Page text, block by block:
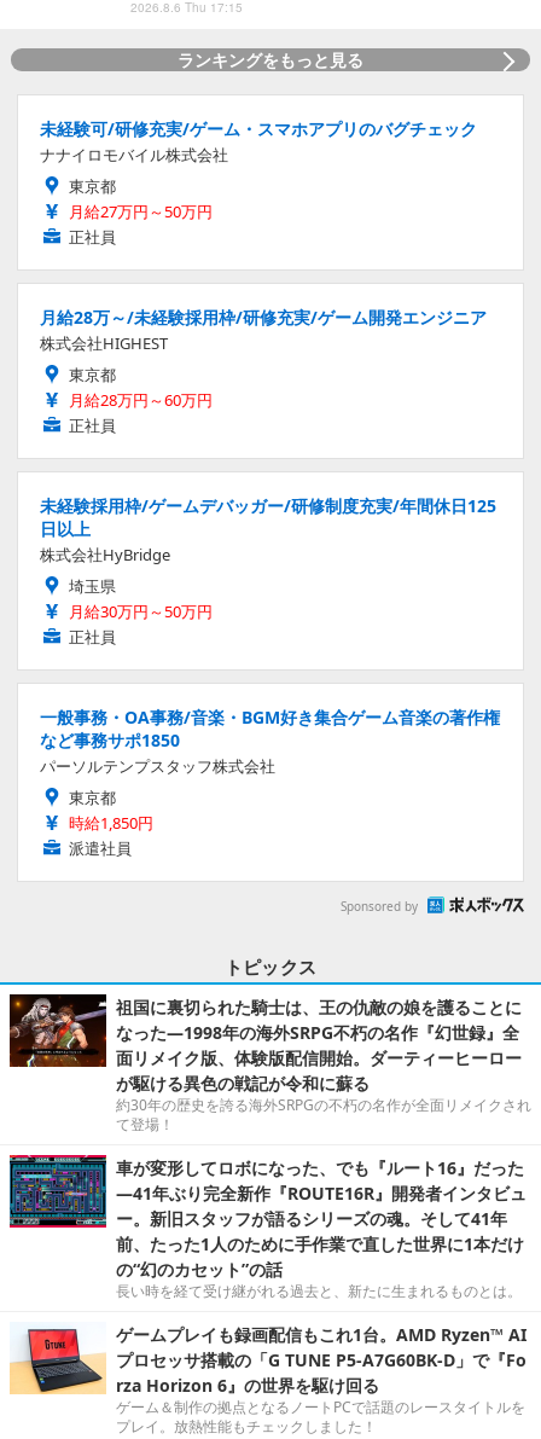
2026.8.6 Thu 17:15
ランキングをもっと見る
未経験可/研修充実/ゲーム・スマホアプリのバグチェック
ナナイロモバイル株式会社
東京都
月給27万円～50万円
正社員
月給28万～/未経験採用枠/研修充実/ゲーム開発エンジニア
株式会社HIGHEST
東京都
月給28万円～60万円
正社員
未経験採用枠/ゲームデバッガー/研修制度充実/年間休日125
日以上
株式会社HyBridge
埼玉県
月給30万円～50万円
正社員
一般事務・OA事務/音楽・BGM好き集合ゲーム音楽の著作権
など事務サポ1850
パーソルテンプスタッフ株式会社
東京都
時給1,850円
派遣社員
Sponsored by
トピックス
祖国に裏切られた騎士は、王の仇敵の娘を護ることに
なった―1998年の海外SRPG不朽の名作『幻世録』全
面リメイク版、体験版配信開始。ダーティーヒーロー
が駆ける異色の戦記が令和に蘇る
約30年の歴史を誇る海外SRPGの不朽の名作が全面リメイクされ
て登場！
車が変形してロボになった、でも『ルート16』だった
―41年ぶり完全新作『ROUTE16R』開発者インタビュ
ー。新旧スタッフが語るシリーズの魂。そして41年
前、たった1人のために手作業で直した世界に1本だけ
の“幻のカセット”の話
長い時を経て受け継がれる過去と、新たに生まれるものとは。
ゲームプレイも録画配信もこれ1台。AMD Ryzen™ AI
プロセッサ搭載の「G TUNE P5-A7G60BK-D」で『Fo
rza Horizon 6』の世界を駆け回る
ゲーム＆制作の拠点となるノートPCで話題のレースタイトルを
プレイ。放熱性能もチェックしました！